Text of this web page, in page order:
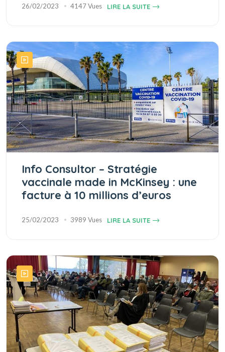
26/02/2023 4147 Vues LIRE LA SUITE
Info Consultor – Stratégie
vaccinale made in McKinsey : une
facture à 10 millions d’euros
25/02/2023 3989 Vues LIRE LA SUITE